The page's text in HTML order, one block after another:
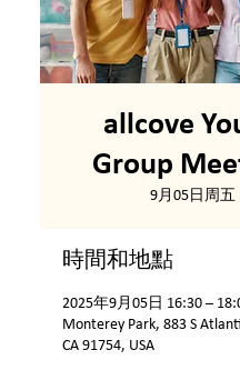
allcove
Group
9月05日周五
時間和地點
2025年9月05日 16:30 –
Monterey Park, 883 S
CA 91754, USA